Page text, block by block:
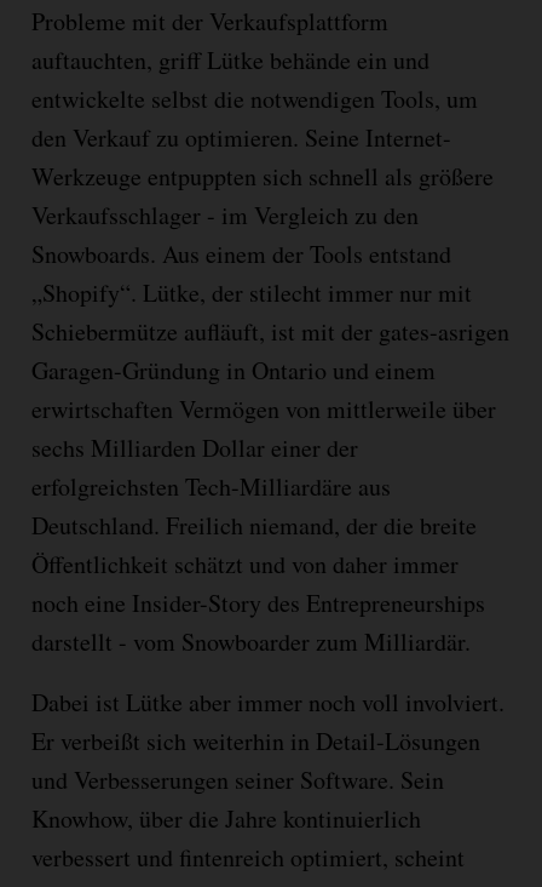
Probleme mit der Verkaufsplattform
auftauchten, griff Lütke behände ein und
entwickelte selbst die notwendigen Tools, um
den Verkauf zu optimieren. Seine Internet-
Werkzeuge entpuppten sich schnell als größere
Verkaufsschlager - im Vergleich zu den
Snowboards. Aus einem der Tools entstand
„Shopify“. Lütke, der stilecht immer nur mit
Schiebermütze aufläuft, ist mit der gates-asrigen
Garagen-Gründung in Ontario und einem
erwirtschaften Vermögen von mittlerweile über
sechs Milliarden Dollar einer der
erfolgreichsten Tech-Milliardäre aus
Deutschland. Freilich niemand, der die breite
Öffentlichkeit schätzt und von daher immer
noch eine Insider-Story des Entrepreneurships
darstellt - vom Snowboarder zum Milliardär.
Dabei ist Lütke aber immer noch voll involviert.
Er verbeißt sich weiterhin in Detail-Lösungen
und Verbesserungen seiner Software. Sein
Knowhow, über die Jahre kontinuierlich
verbessert und fintenreich optimiert, scheint